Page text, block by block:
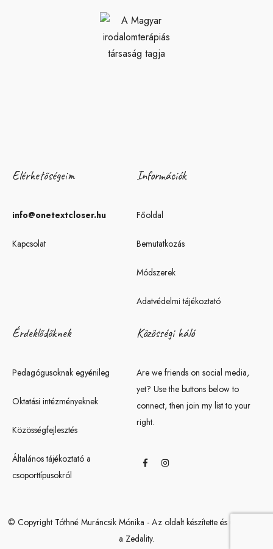
Elérhetőségeim
info@onetextcloser.hu
Kapcsolat
Információk
Főoldal
Bemutatkozás
Módszerek
Adatvédelmi tájékoztató
Érdeklődőknek
Pedagógusoknak egyénileg
Oktatási intézményeknek
Közösségfejlesztés
Általános tájékoztató a
csoporttípusokról
Közösségi háló
Are we friends on social media,
yet? Use the buttons below to
connect, then join my list to your
right.
© Copyright Tóthné Muráncsik Mónika - Az oldalt készítette és üzemelteti
a Zedality.